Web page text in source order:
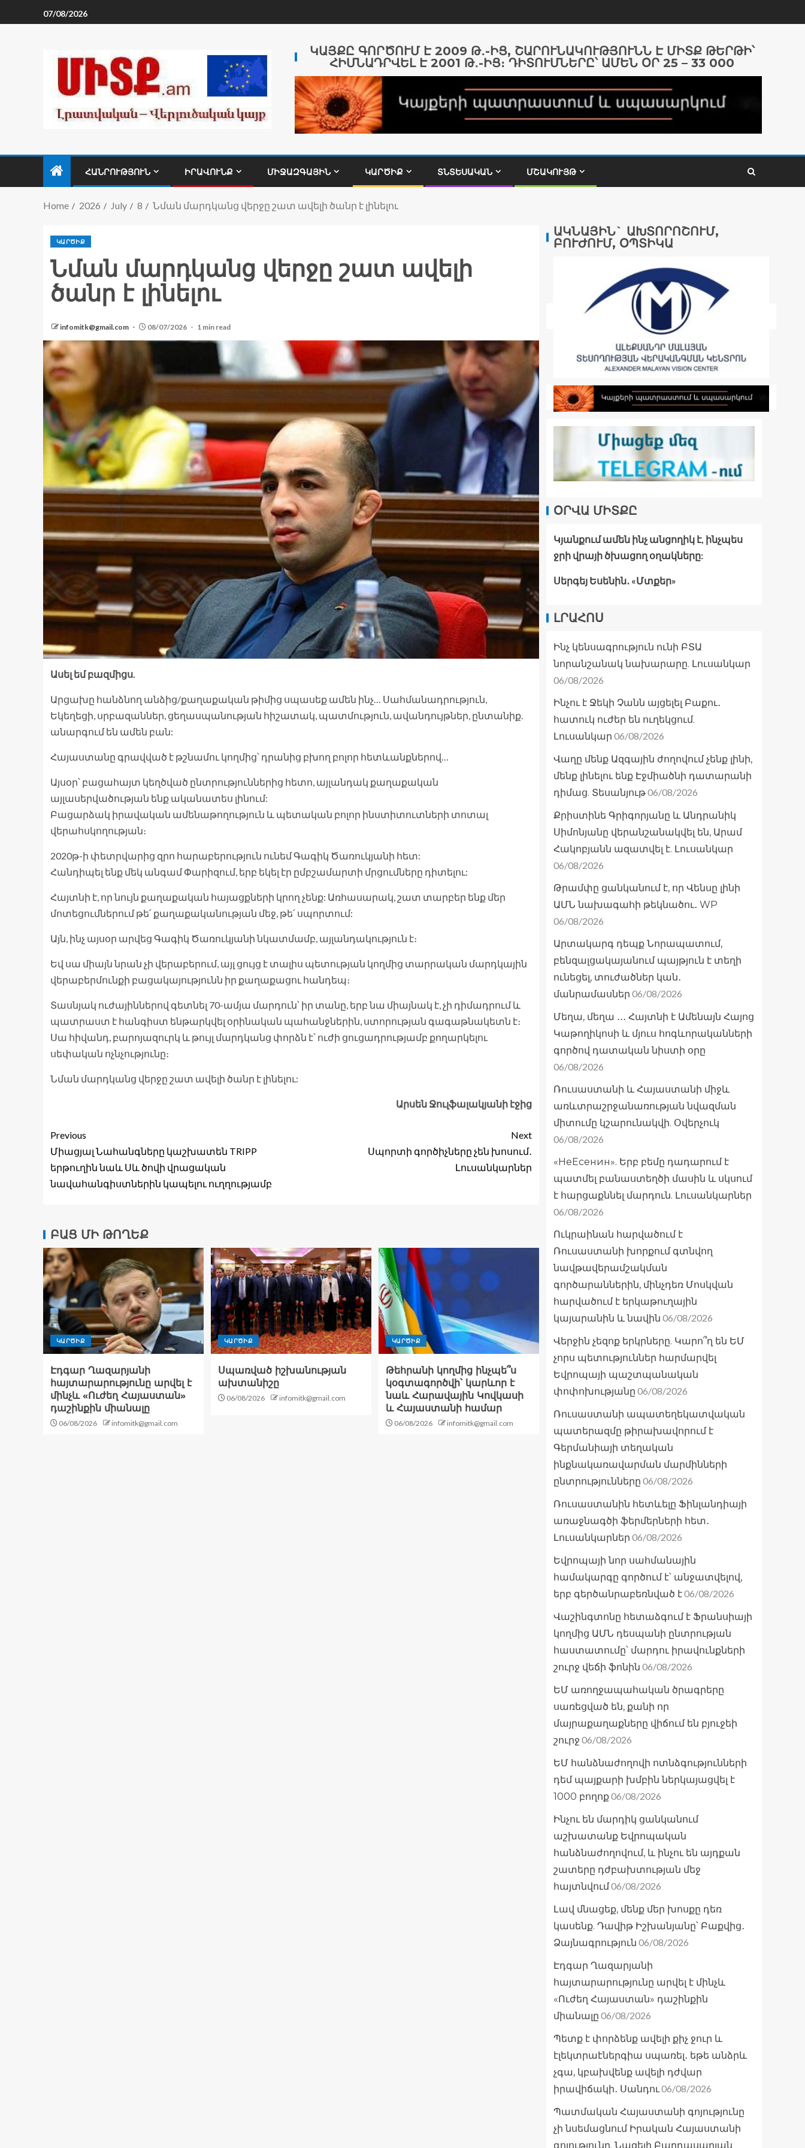
07/08/2026
ԿԱՅՔԸ ԳՈՐԾՈՒՄ Է 2009 Թ․-ԻՑ, ՇԱՐՈՒՆԱԿՈՒԹՅՈՒՆՆ Է ՄԻՏՔ ԹԵՐԹԻ՝
ՀԻՄՆԱԴՐՎԵԼ Է 2001 Թ․-ԻՑ։ ԴԻՏՈՒՄՆԵՐԸ՝ ԱՄԵՆ ՕՐ 25 – 33 000
ՀԱՆՐՈՒԹՅՈՒՆ ԻՐԱՎՈՒՆՔ ՄԻՋԱԶԳԱՅԻՆ ԿԱՐԾԻՔ ՏՆՏԵՍԱԿԱՆ ՄՇԱԿՈՒՅԹ
Home 2026 July 8 Նման մարդկանց վերջը շատ ավելի ծանր է լինելու
ԿԱՐԾԻՔ
Նման մարդկանց վերջը շատ ավելի
ծանր է լինելու
infomitk@gmail.com 08/07/2026 1 min read
Ասել եմ բազմիցս.
Արցախը հանձնող անձից/քաղաքական թիմից սպասեք ամեն ինչ… Սահմանադրություն,
Եկեղեցի, սրբազաններ, ցեղասպանության հիշատակ, պատմություն, ավանդույթներ, ընտանիք.
անարգում են ամեն բան:
Հայաստանը գրավված է թշնամու կողմից՝ դրանից բխող բոլոր հետևանքներով…
Այսօր՝ բացահայտ կեղծված ընտրություններից հետո, այլանդակ քաղաքական
այլասերվածության ենք ականատես լինում:
Բացարձակ իրավական ամենաթողություն և պետական բոլոր ինստիտուտների տոտալ
վերահսկողության։
2020թ-ի փետրվարից զրո հարաբերություն ունեմ Գագիկ Ծառուկյանի հետ:
Հանդիպել ենք մեկ անգամ Փարիզում, երբ եկել էր ըմբշամարտի մրցումները դիտելու:
Հայտնի է, որ նույն քաղաքական հայացքների կրող չենք: Առհասարակ, շատ տարբեր ենք մեր
մոտեցումներում թե՛ քաղաքականության մեջ, թե՛ սպորտում:
Այն, ինչ այսօր արվեց Գագիկ Ծառուկյանի նկատմամբ, այլանդակություն է։
Եվ սա միայն նրան չի վերաբերում, այլ ցույց է տալիս պետության կողմից տարրական մարդկային
վերաբերմունքի բացակայությունն իր քաղաքացու հանդեպ։
Տասնյակ ուժայիններով գետնել 70-ամյա մարդուն՝ իր տանը, երբ նա միայնակ է, չի դիմադրում և
պատրաստ է հանգիստ ենթարկվել օրինական պահանջներին, ստորության գագաթնակետն է։
Սա հիվանդ, բարոյազուրկ և թույլ մարդկանց փորձն է՝ ուժի ցուցադրությամբ քողարկելու
սեփական ոչնչությունը։
Նման մարդկանց վերջը շատ ավելի ծանր է լինելու:
Արսեն Ջուլֆալակյանի էջից
Previous
Միացյալ Նահանգները կաշխատեն TRIPP
երթուղին նաև Սև ծովի վրացական
նավահանգիստներին կապելու ուղղությամբ
Next
Սպորտի գործիչները չեն խոսում․
Լուսանկարներ
ԲԱՑ ՄԻ ԹՈՂԵՔ
ԿԱՐԾԻՔ
Էդգար Ղազարյանի
հայտարարությունը արվել է
մինչև «Ուժեղ Հայաստան»
դաշինքին միանալը
06/08/2026 infomitk@gmail.com
ԿԱՐԾԻՔ
Սպառված իշխանության
ախտանիշը
06/08/2026 infomitk@gmail.com
ԿԱՐԾԻՔ
Թեհրանի կողմից ինչպե՞ս
կօգտագործվի՝ կարևոր է
նաև Հարավային Կովկասի
և Հայաստանի համար
06/08/2026 infomitk@gmail.com
ԱԿՆԱՅԻՆ` ԱԽՏՈՐՈՇՈՒՄ,
ԲՈՒԺՈՒՄ, ՕՊՏԻԿԱ
ՕՐՎԱ ՄԻՏՔԸ
Կյանքում ամեն ինչ անցողիկ է, ինչպես
ջրի վրայի ծխացող օղակները:
Սերգեյ Եսենին․ «Մտքեր»
ԼՐԱՀՈՍ
Ինչ կենսագրություն ունի ԲՏԱ
նորանշանակ նախարարը. Լուսանկար
06/08/2026
Ինչու է Ջեկի Չանն այցելել Բաքու․
հատուկ ուժեր են ուղեկցում.
Լուսանկար 06/08/2026
Վաղը մենք Ազգային ժողովում չենք լինի,
մենք լինելու ենք Էջմիածնի դատարանի
դիմաց. Տեսանյութ06/08/2026
Քրիստինե Գրիգորյանը և Անդրանիկ
Սիմոնյանը վերանշանակվել են, Արամ
Հակոբյանն ազատվել է. Լուսանկար
06/08/2026
Թրամփը ցանկանում է, որ Վենսը լինի
ԱՄՆ նախագահի թեկնածու․ WP
06/08/2026
Արտակարգ դեպք Նորապատում,
բենզալցակայանում պայթյուն է տեղի
ունեցել, տուժածներ կան․
մանրամասներ 06/08/2026
Մեղա, մեղա ․․․ Հայտնի է Ամենայն Հայոց
Կաթողիկոսի և մյուս հոգևորականների
գործով դատական նիստի օրը
06/08/2026
Ռուսաստանի և Հայաստանի միջև
առևտրաշրջանառության նվազման
միտումը կշարունակվի. Օվերչուկ
06/08/2026
«НеЕсенин». Երբ բեմը դադարում է
պատմել բանաստեղծի մասին և սկսում
է հարցաքննել մարդուն. Լուսանկարներ
06/08/2026
Ուկրաինան հարվածում է
Ռուսաստանի խորքում գտնվող
նավթավերամշակման
գործարաններին, մինչդեռ Մոսկվան
հարվածում է երկաթուղային
կայարանին և նավին 06/08/2026
Վերջին չեզոք երկրները. Կարո՞ղ են ԵՄ
չորս պետություններ հարմարվել
Եվրոպայի պաշտպանական
փոփոխությանը 06/08/2026
Ռուսաստանի ապատեղեկատվական
պատերազմը թիրախավորում է
Գերմանիայի տեղական
ինքնակառավարման մարմինների
ընտրությունները 06/08/2026
Ռուսաստանին հետևելը Ֆինլանդիայի
առաջնագծի ֆերմերների հետ․
Լուսանկարներ 06/08/2026
Եվրոպայի նոր սահմանային
համակարգը գործում է՝ անջատվելով,
երբ գերծանրաբեռնված է06/08/2026
Վաշինգտոնը հետաձգում է Ֆրանսիայի
կողմից ԱՄՆ դեսպանի ընտրության
հաստատումը՝ մարդու իրավունքների
շուրջ վեճի ֆոնին 06/08/2026
ԵՄ առողջապահական ծրագրերը
սառեցված են, քանի որ
մայրաքաղաքները վիճում են բյուջեի
շուրջ 06/08/2026
ԵՄ հանձնաժողովի ոտնձգությունների
դեմ պայքարի խմբին ներկայացվել է
1000 բողոք06/08/2026
Ինչու են մարդիկ ցանկանում
աշխատանք Եվրոպական
հանձնաժողովում, և ինչու են այդքան
շատերը դժբախտության մեջ
հայտնվում06/08/2026
Լավ մնացեք, մենք մեր խոսքը դեռ
կասենք. Դավիթ Իշխանյանը՝ Բաքվից․
Ձայնագրություն 06/08/2026
Էդգար Ղազարյանի
հայտարարությունը արվել է մինչև
«Ուժեղ Հայաստան» դաշինքին
միանալը 06/08/2026
Պետք է փորձենք ավելի քիչ ջուր և
էլեկտրաէներգիա սպառել․ եթե անձրև
չգա, կբախվենք ավելի դժվար
իրավիճակի․ Սանդու06/08/2026
Պատմական Հայաստանի գոյությունը
չի նսեմացնում Իրական Հայաստանի
գոյությունը. Նազելի Բաղդասարյան